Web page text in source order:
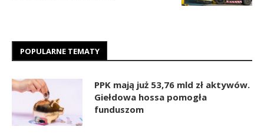
POPULARNE TEMATY
PPK mają już 53,76 mld zł aktywów.
Giełdowa hossa pomogła
funduszom